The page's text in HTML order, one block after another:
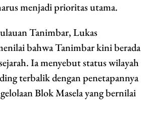
menjadi prioritas utama.
Tanimbar, Lukas
bahwa Tanimbar kini berada
Ia menyebut status wilayah
terbalik dengan penetapannya
Blok Masela yang bernilai